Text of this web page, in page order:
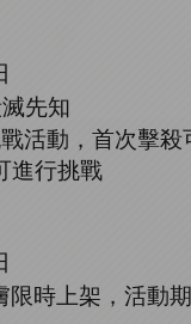
先知
活動，首次擊殺
進行挑戰
限時上架，活動